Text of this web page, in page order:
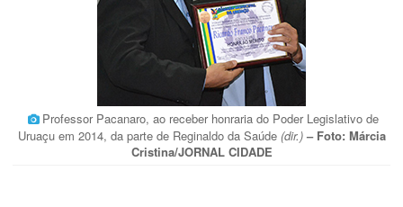
Professor Pacanaro, ao receber honraria do Poder Legislativo de
Uruaçu em 2014, da parte de Reginaldo da Saúde (dir.) – Foto: Márcia
Cristina/JORNAL CIDADE